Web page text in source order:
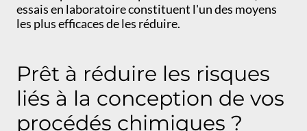
essais en laboratoire constituent l'un des moyens
les plus efficaces de les réduire.
Prêt à réduire les risques
liés à la conception de vos
procédés chimiques ?